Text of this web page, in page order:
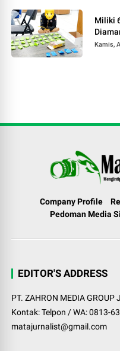
Miliki
Kamis,
Company Profile
Pedoman Media
EDITOR'S ADDRESS
PT. ZAHRON MEDIA
Kontak: Telpon / WA: 0813-
matajurnalist@gmail.com